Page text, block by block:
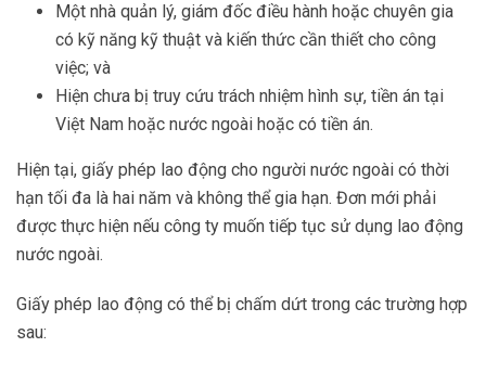
Một nhà quản lý, giám đốc điều hành hoặc chuyên gia
có kỹ năng kỹ thuật và kiến ​​thức cần thiết cho công
việc; và
Hiện chưa bị truy cứu trách nhiệm hình sự, tiền án tại
Việt Nam hoặc nước ngoài hoặc có tiền án.
Hiện tại, giấy phép lao động cho người nước ngoài có thời
hạn tối đa là hai năm và không thể gia hạn. Đơn mới phải
được thực hiện nếu công ty muốn tiếp tục sử dụng lao động
nước ngoài.
Giấy phép lao động có thể bị chấm dứt trong các trường hợp
sau: